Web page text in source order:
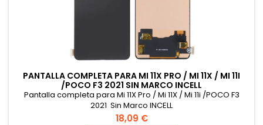
PANTALLA COMPLETA PARA MI 11X PRO / MI 11X / MI 11I
/POCO F3 2021 SIN MARCO INCELL
Pantalla completa para Mi 11X Pro / Mi 11X / Mi 11i /POCO F3
2021 Sin Marco INCELL
Precio
18,09 €